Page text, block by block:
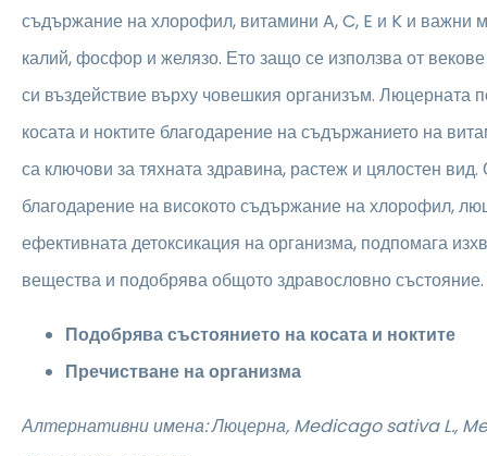
съдържание на хлорофил, витамини A, C, E и K и важни
калий, фосфор и желязо. Ето защо се използва от
си въздействие върху човешкия организъм. Люцерната
косата и ноктите благодарение на съдържанието на
са ключови за тяхната здравина, растеж и цялостен вид.
благодарение на високото съдържание на хлорофил,
ефективната детоксикация на организма, подпомага
вещества и подобрява общото здравословно състояние.
Подобрява състоянието на косата и ноктите
Пречистване на организма
Алтернативни имена: Люцерна, Medicago sativa L.,